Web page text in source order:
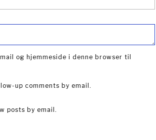
og hjemmeside i denne browser til
up comments by email.
posts by email.